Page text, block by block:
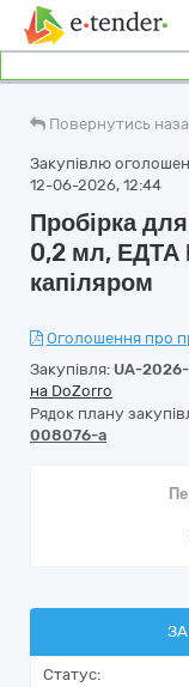
Повернутись
Закупівлю
12-06-2026, 12:44
Пробірка
0,2 мл, ЕДТА
капіляром
Оголошення про
Закупівля: UA-
на DoZorro
Рядок плану
008076-a
Статус: